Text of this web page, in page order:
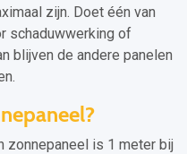
zijn. Doet één van
schaduwwerking of
blijven de andere panelen
zonnepaneel is 1 meter bij